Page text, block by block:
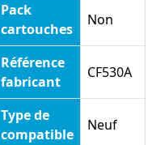
Pack
cartouches
Non
Référence
fabricant
CF530A
Type de
compatible
Neuf